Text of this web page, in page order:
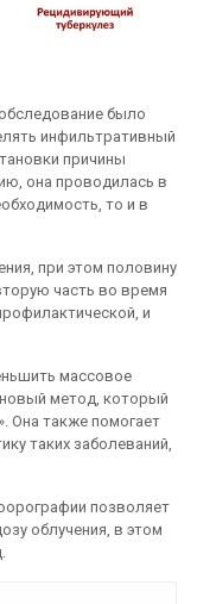
было
инфильтративный
причины
она проводилась в
то и в
при этом половину
часть во время
и
массовое
новый метод, который
Она также помогает
таких заболеваний,
позволяет
облучения, в этом